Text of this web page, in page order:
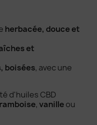
herbacée, douce et
et
boisées, avec une
d'huiles CBD
,vanille ou